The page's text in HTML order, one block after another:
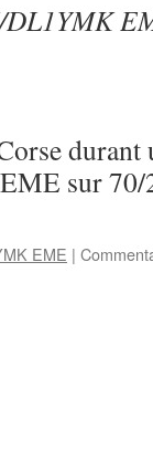
durant
sur
EME |